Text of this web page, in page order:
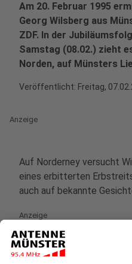
Am 20. Februar 1995
Georg Wilsberg aus
ZDF. In der
Samstag (08.02.) zieht
Norden, auf Münsters
Veröffentlicht: Freitag,
Anzeige
Auf Norderney versucht
eines erbitterten
auch auf bekannte
Anzeige
Mit im vergangenen Jahr